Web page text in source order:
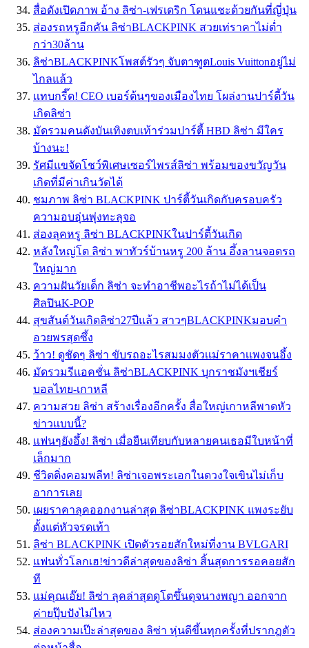
สื่อดังเปิดภาพ อ้าง ลิซ่า-เฟรเดริก โดนแชะด้วยกันที่ญี่ปุ่น
ส่องรถหรูอีกคัน ลิซ่าBLACKPINK สวยเท่ราคาไม่ต่ำ
กว่า30ล้าน
ลิซ่าBLACKPINKโพสต์รัวๆ จับตาฑูตLouis Vuittonอยู่ไม่
ไกลแล้ว
เเทบกรี๊ด! CEO เบอร์ต้นๆของเมืองไทย โผล่งานปาร์ตี้วัน
เกิดลิซ่า
มัดรวมคนดังบันเทิงตบเท้าร่วมปาร์ตี้ HBD ลิซ่า มีใคร
บ้างนะ!
รัศมีแขจัดโชว์พิเศษเซอร์ไพรส์ลิซ่า พร้อมของขวัญวัน
เกิดที่มีค่าเกินวัดได้
ชมภาพ ลิซ่า BLACKPINK ปาร์ตี้วันเกิดกับครอบครัว
ความอบอุ่นพุ่งทะลุจอ
ส่องลุคหรู ลิซ่า BLACKPINKในปาร์ตี้วันเกิด
หลังใหญ่โต ลิซ่า พาทัวร์บ้านหรู 200 ล้าน อึ้งลานจอดรถ
ใหญ่มาก
ความฝันวัยเด็ก ลิซ่า จะทำอาชีพอะไรถ้าไม่ได้เป็น
ศิลปินK-POP
สุขสันต์วันเกิดลิซ่า27ปีแล้ว สาวๆBLACKPINKมอบคำ
อวยพรสุดซึ้ง
ว้าว! ดูชัดๆ ลิซ่า ขับรถอะไรสมมงตัวเเม่ราคาเเพงจนอึ้ง
มัดรวมรีเเอคชั่น ลิซ่าBLACKPINK บุกราชมังฯเชียร์
บอลไทย-เกาหลี
ความสวย ลิซ่า สร้างเรื่องอีกครั้ง สื่อใหญ่เกาหลีพาดหัว
ข่าวเเบบนี้?
เเฟนๆยังอึ้ง! ลิซ่า เมื่อยืนเทียบกับหลายคนเธอมีใบหน้าที่
เล็กมาก
ชีวิตติ่งคอมพลีท! ลิซ่าเจอพระเอกในดวงใจเขินไม่เก็บ
อาการเลย
เผยราคาลุคออกงานล่าสุด ลิซ่าBLACKPINK แพงระยับ
ตั้งแต่หัวจรดเท้า
ลิซ่า BLACKPINK เปิดตัวรอยสักใหม่ที่งาน BVLGARI
แฟนทั่วโลกเฮ!ข่าวดีล่าสุดของลิซ่า สิ้นสุดการรอคอยสัก
ที
แม่คุณเอ๊ย! ลิซ่า ลุคล่าสุดดูโตขึ้นดุจนางพญา ออกจาก
ค่ายปุ๊บปังไม่ไหว
ส่องความเป๊ะล่าสุดของ ลิซ่า หุ่นดีขึ้นทุกครั้งที่ปรากฎตัว